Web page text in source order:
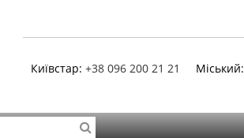
Київстар: +38 096 200 21 21 Міський: